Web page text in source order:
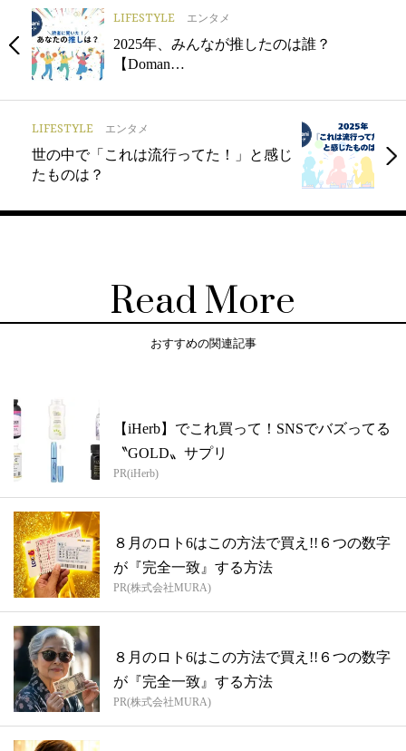
LIFESTYLE エンタメ
2025年、みんなが推したのは誰？
【Doman…
LIFESTYLE エンタメ
世の中で「これは流行ってた！」と感じ
たものは？
Read More
おすすめの関連記事
【iHerb】でこれ買って！SNSでバズってる
〝GOLD〟サプリ
PR(iHerb)
８月のロト6はこの方法で買え!!６つの数字
が『完全一致』する方法
PR(株式会社MURA)
８月のロト6はこの方法で買え!!６つの数字
が『完全一致』する方法
PR(株式会社MURA)